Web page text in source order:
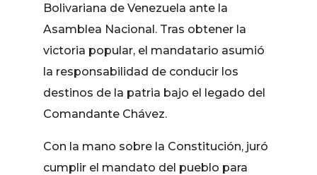
Bolivariana de Venezuela ante la
Asamblea Nacional. Tras obtener la
victoria popular, el mandatario asumió
la responsabilidad de conducir los
destinos de la patria bajo el legado del
Comandante Chávez.
Con la mano sobre la Constitución, juró
cumplir el mandato del pueblo para